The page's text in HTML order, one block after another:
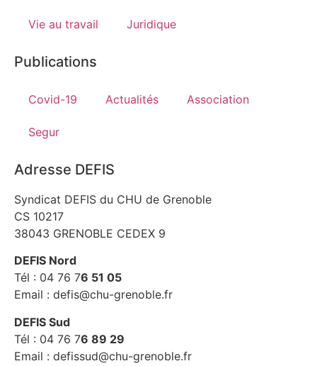
Vie au travail Juridique
Publications
Covid-19 Actualités Association
Segur
Adresse DEFIS
Syndicat DEFIS du CHU de Grenoble
CS 10217
38043 GRENOBLE CEDEX 9
DEFIS Nord
Tél : 04 76 76 51 05
Email : defis@chu-grenoble.fr
DEFIS Sud
Tél : 04 76 76 89 29
Email : defissud@chu-grenoble.fr